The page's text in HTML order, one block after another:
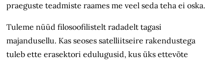
praeguste teadmiste raames me veel seda teha ei oska.
Tuleme nüüd filosoofilistelt radadelt tagasi
majandusellu. Kas seoses satelliitseire rakendustega
tuleb ette erasektori edulugusid, kus üks ettevõte